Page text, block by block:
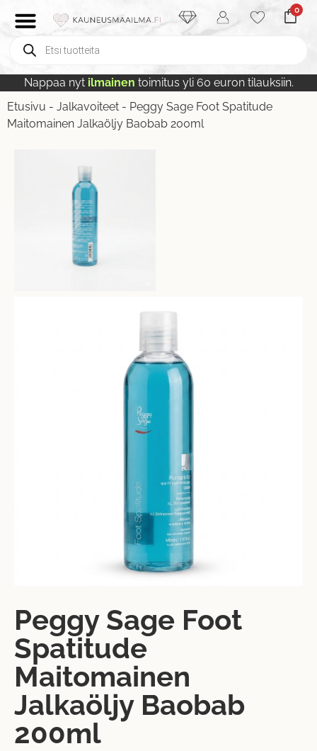
0
Nappaa nyt ilmainen toimitus yli 60 euron tilauksiin.
Etusivu - Jalkavoiteet - Peggy Sage Foot Spatitude
Maitomainen Jalkaöljy Baobab 200ml
Peggy Sage Foot
Spatitude
Maitomainen
Jalkaöljy Baobab
200ml